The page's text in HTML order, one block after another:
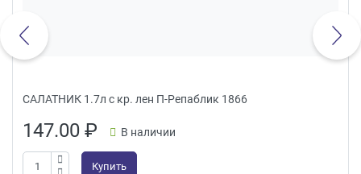
САЛАТНИК 1.7л с кр. лен П-Репаблик 1866
147.00₽ В наличии
Купить